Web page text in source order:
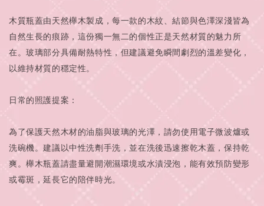
木質瓶蓋由天然櫸木製成，每一款的木紋、結節與色澤深淺皆為
自然生長的痕跡，這份獨一無二的個性正是天然材質的魅力所
在。玻璃部分具備耐熱特性，但建議避免瞬間劇烈的溫差變化，
以維持材質的穩定性。
日常的照護提案：
為了保護天然木材的油脂與玻璃的光澤，請勿使用電子微波爐或
洗碗機。建議以中性洗劑手洗，並在洗後迅速擦乾木蓋，保持乾
爽。櫸木瓶蓋請盡量避開潮濕環境或水漬浸泡，能有效預防變形
或霉斑，延長它的陪伴時光。